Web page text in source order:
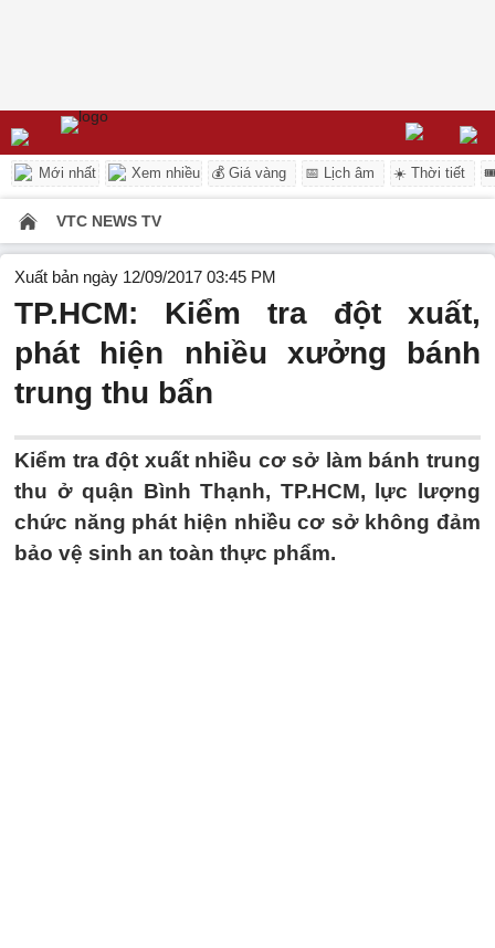
Mới nhất Xem nhiều 💰 Giá vàng 📅 Lịch âm ☀️ Thời tiết
VTC NEWS TV
Xuất bản ngày 12/09/2017 03:45 PM
TP.HCM: Kiểm tra đột xuất,
phát hiện nhiều xưởng bánh
trung thu bẩn
Kiểm tra đột xuất nhiều cơ sở làm bánh trung
thu ở quận Bình Thạnh, TP.HCM, lực lượng
chức năng phát hiện nhiều cơ sở không đảm
bảo vệ sinh an toàn thực phẩm.